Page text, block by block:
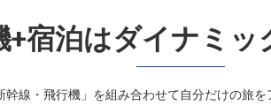
+宿泊はダイナミッ
線・飛行機」を組み合わせて自分だけの旅を